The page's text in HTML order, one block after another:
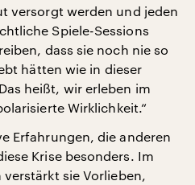
versorgt werden und jeden
Spiele-Sessions
dass sie noch nie so
hätten wie in dieser
heißt, wir erleben im
Wirklichkeit.“
Erfahrungen, die anderen
Krise besonders. Im
sie Vorlieben,